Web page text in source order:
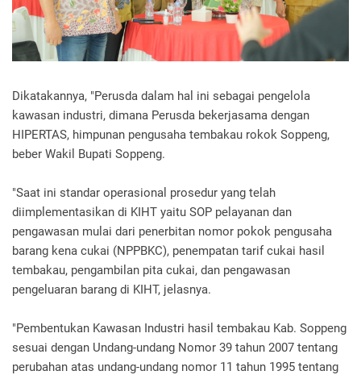
Dikatakannya, "Perusda dalam hal ini sebagai pengelola
kawasan industri, dimana Perusda bekerjasama dengan
HIPERTAS, himpunan pengusaha tembakau rokok Soppeng,
beber Wakil Bupati Soppeng.
"Saat ini standar operasional prosedur yang telah
diimplementasikan di KIHT yaitu SOP pelayanan dan
pengawasan mulai dari penerbitan nomor pokok pengusaha
barang kena cukai (NPPBKC), penempatan tarif cukai hasil
tembakau, pengambilan pita cukai, dan pengawasan
pengeluaran barang di KIHT, jelasnya.
"Pembentukan Kawasan Industri hasil tembakau Kab. Soppeng
sesuai dengan Undang-undang Nomor 39 tahun 2007 tentang
perubahan atas undang-undang nomor 11 tahun 1995 tentang